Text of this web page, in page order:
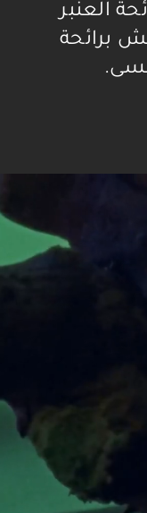
العنبر
برائحة